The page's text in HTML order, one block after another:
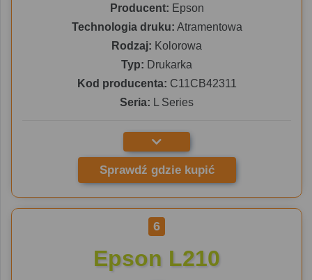
Producent: Epson
Technologia druku: Atramentowa
Rodzaj: Kolorowa
Typ: Drukarka
Kod producenta: C11CB42311
Seria: L Series
Sprawdź gdzie kupić
6
Epson L210